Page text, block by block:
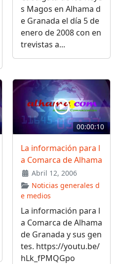
s Magos en Alhama d
e Granada el día 5 de
enero de 2008 con en
trevistas a...
00:00:10
La información para l
a Comarca de Alhama
Abril 12, 2006
Noticias generales d
e medios
La información para l
a Comarca de Alhama
de Granada y sus gen
tes. https://youtu.be/
hLk_fPMQGpo